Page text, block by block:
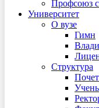
Профсоюз
Университет
О вузе
Гимн
Структура